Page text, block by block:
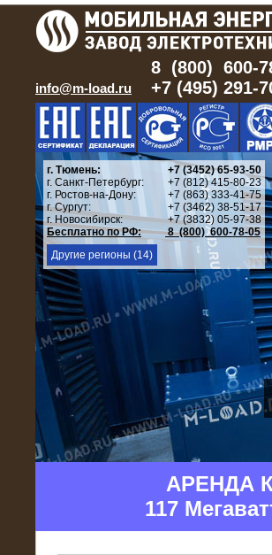
info@m-load.ru
8 (800) 600-
+7 (495) 291-
г. Тюмень:
+7 (3452) 65-93-50
г. Санкт-Петербург:
+7 (812) 415-80-23
г. Ростов-на-Дону:
+7 (863) 333-41-75
г. Сургут:
+7 (3462) 38-51-17
г. Новосибирск:
+7 (3832) 05-97-38
Бесплатно по РФ:
8 (800) 600-78-05
Другие регионы (14)
АРЕНДА
117